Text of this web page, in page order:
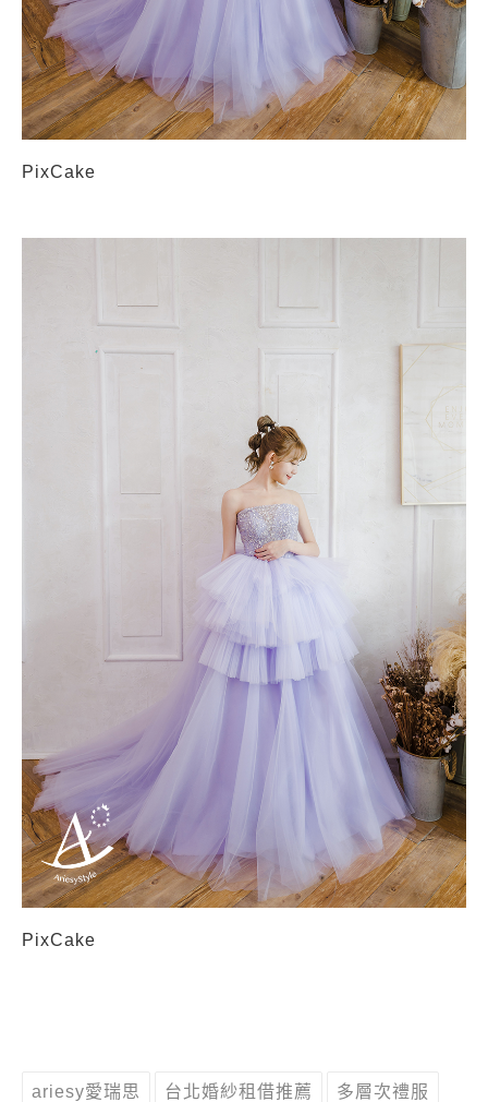
PixCake
PixCake
ariesy愛瑞思 台北婚紗租借推薦 多層次禮服
PREVIOUS